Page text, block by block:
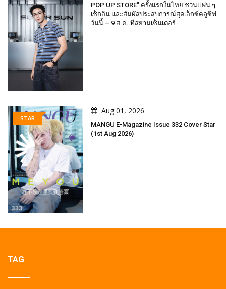
POP UP STORE” ครั้งแรกในไทย ชวนแฟน ๆ
เช็กอิน และสัมผัสประสบการณ์สุดเอ็กซ์คลูซีฟ
วันนี้ – 9 ส.ค. ที่สยามเซ็นเตอร์
STAR
Aug 01, 2026
MANGU E-Magazine Issue 332 Cover Star
(1st Aug 2026)
TAG